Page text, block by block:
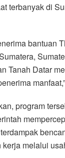
terbanyak di
bantuan
Tanah Datar
program
kerja melalui